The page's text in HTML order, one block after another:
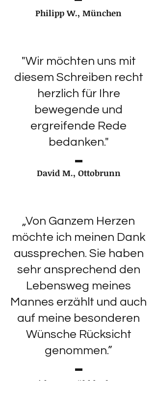
Philipp W., München
"Wir möchten uns mit
diesem Schreiben recht
herzlich für Ihre
bewegende und
ergreifende Rede
bedanken."
David M., Ottobrunn
„Von Ganzem Herzen
möchte ich meinen Dank
aussprechen. Sie haben
sehr ansprechend den
Lebensweg meines
Mannes erzählt und auch
auf meine besonderen
Wünsche Rücksicht
genommen.”
Roswitha S., Mühldorf am Inn